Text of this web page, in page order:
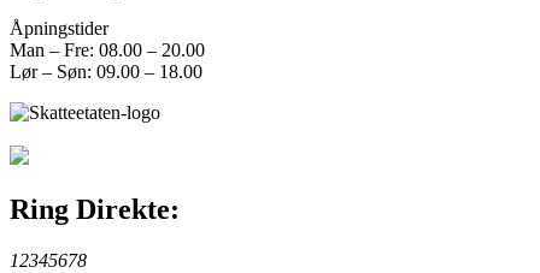
Åpningstider
Man – Fre: 08.00 – 20.00
Lør – Søn: 09.00 – 18.00
Ring Direkte:
12345678